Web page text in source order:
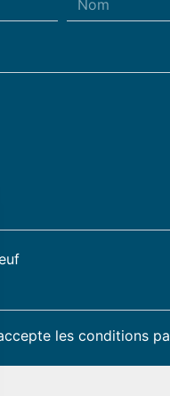
les conditions